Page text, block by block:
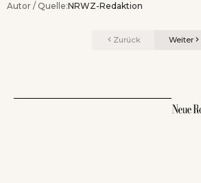
Autor / Quelle:NRWZ-Redaktion
Zurück Weiter